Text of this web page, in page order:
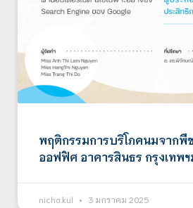
พฤติกรรมการบริโภคนมจากพื
ออฟฟิศ อาคารสินธร กรุงเทพ
nicha.kul 3 มกราคม 2025